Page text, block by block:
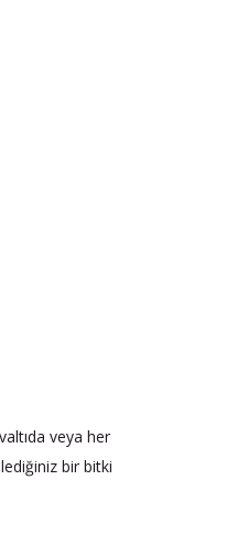
veya her
bir bitki